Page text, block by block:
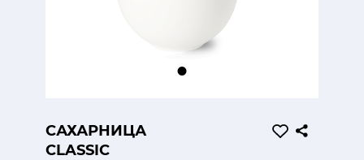
САХАРНИЦА
CLASSIC